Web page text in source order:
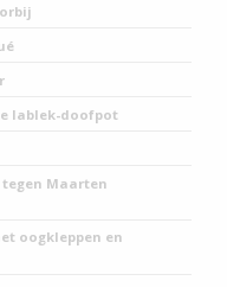
lablek-doofpot
Maarten
oogkleppen en